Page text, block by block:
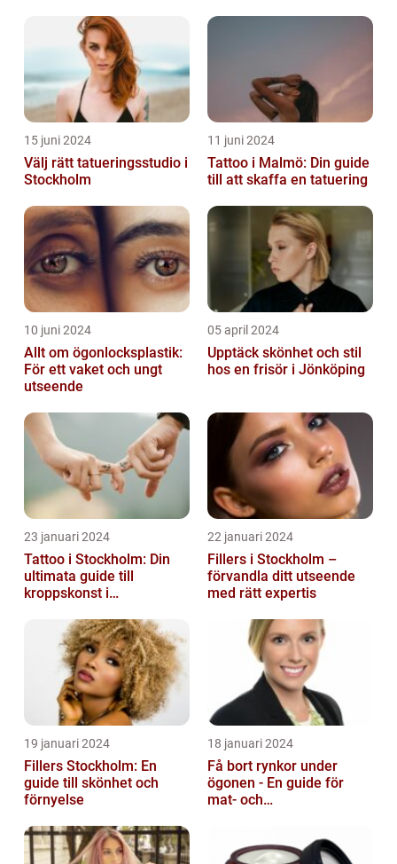
15 juni 2024
Välj rätt tatueringsstudio i
Stockholm
11 juni 2024
Tattoo i Malmö: Din guide
till att skaffa en tatuering
10 juni 2024
Allt om ögonlocksplastik:
För ett vaket och ungt
utseende
05 april 2024
Upptäck skönhet och stil
hos en frisör i Jönköping
23 januari 2024
Tattoo i Stockholm: Din
ultimata guide till
kroppskonst i
22 januari 2024
Fillers i Stockholm –
förvandla ditt utseende
med rätt expertis
19 januari 2024
Fillers Stockholm: En
guide till skönhet och
förnyelse
18 januari 2024
Få bort rynkor under
ögonen - En guide för
mat- och